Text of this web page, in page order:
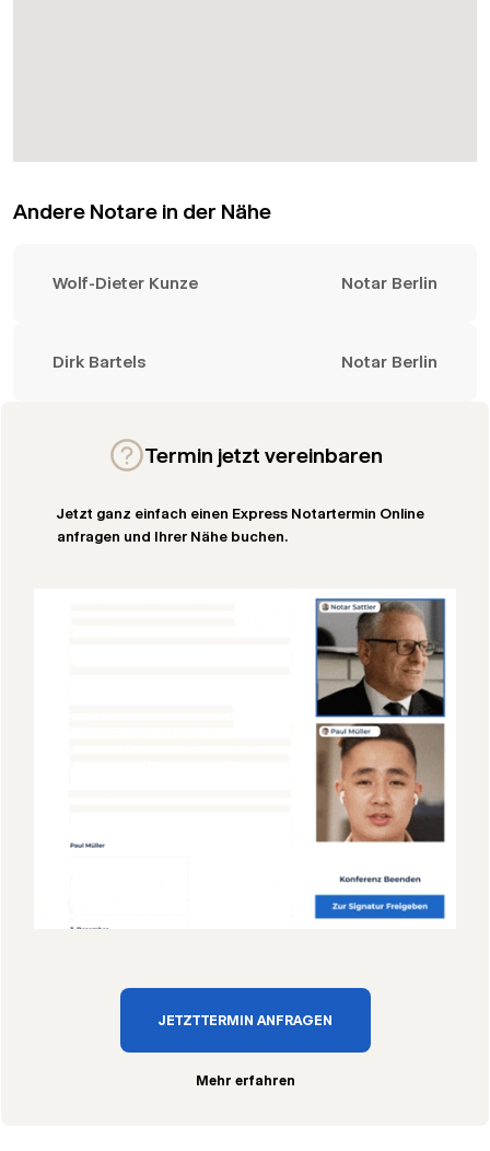
Andere Notare in der Nähe
Wolf-Dieter Kunze Notar Berlin
Dirk Bartels Notar Berlin
Termin jetzt vereinbaren
Jetzt ganz einfach einen Express Notartermin Online
anfragen und Ihrer Nähe buchen.
JETZT TERMIN ANFRAGEN
Mehr erfahren